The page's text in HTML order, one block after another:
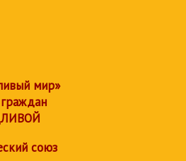
мир»
союз